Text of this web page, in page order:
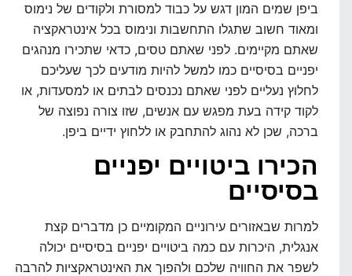
ביפן שמים המון דגש על כבוד למסורת ולקודים של נימוס
ומאוד חשוב שתגלו התחשבות ונימוס בכל אינטראקציה
שאתם מקיימים. לפני שאתם טסים, כדאי שתכירו מנהגים
יפניים בסיסיים כמו למשל להיות מודעים לכך שעליכם
לחלוץ נעליים לפני שאתם נכנסים לבתים או למסעדות, או
לקוד קידה בעת מפגש עם אנשים, שזו צורה נפוצה של
ברכה, שכן לא נהוג להתחבק או ללחוץ ידיים ביפן.
הכירו ביטויים יפניים
בסיסיים
למרות שבאזורים עירוניים המקומיים כן מדברים קצת
אנגלית, היכרות עם כמה ביטויים יפניים בסיסיים יכולה
לשפר את החוויה שלכם ולהפוך את האינטראקציות להרבה